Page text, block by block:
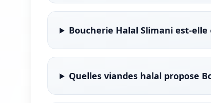
Boucherie Halal Slimani est-
Quelles viandes halal propose